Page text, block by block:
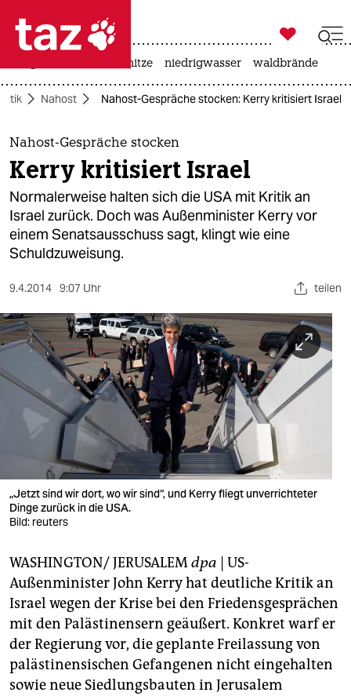
 taz zahl ich
taz zahl ich
themen
politik
öko
gesellschaft
kultur
sport
berlin
nord
wahrheit
verlag
verlag
veranstaltungen
fragen & hilfe
unterstützen
abo
genossenschaft

taz zahl ich
hitze niedrigwasser waldbrände
Nahost Nahost-Gespräche stocken: Kerry kritisiert Israel
Nahost-Gespräche stocken
Kerry kritisiert Israel
Normalerweise halten sich die USA mit Kritik an
Israel zurück. Doch was Außenminister Kerry vor
einem Senatsausschuss sagt, klingt wie eine
Schuldzuweisung.
9.4.2014 9:07 Uhr teilen
„Jetzt sind wir dort, wo wir sind“, und Kerry fliegt unverrichteter
Dinge zurück in die USA.
Bild: reuters
WASHINGTON/ JERUSALEMdpa | US-
Außenminister John Kerry hat deutliche Kritik an
Israel wegen der Krise bei den Friedensgesprächen
mit den Palästinensern geäußert. Konkret warf er
der Regierung vor, die geplante Freilassung von
palästinensischen Gefangenen nicht eingehalten
sowie neue Siedlungsbauten in Jerusalem